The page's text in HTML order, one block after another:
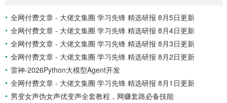
全网付费文章 - 大佬文集圈 学习先锋 精选研报 8月5日更新
全网付费文章 - 大佬文集圈 学习先锋 精选研报 8月4日更新
全网付费文章 - 大佬文集圈 学习先锋 精选研报 8月3日更新
全网付费文章 - 大佬文集圈 学习先锋 精选研报 8月2日更新
雷神-2026Python大模型Agent开发
全网付费文章 - 大佬文集圈 学习先锋 精选研报 8月1日更新
男变女声伪女声优变声全套教程，网赚套路必备技能